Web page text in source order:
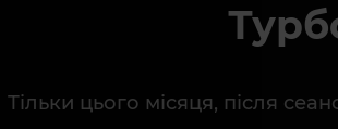
Тільки цього місяця, після